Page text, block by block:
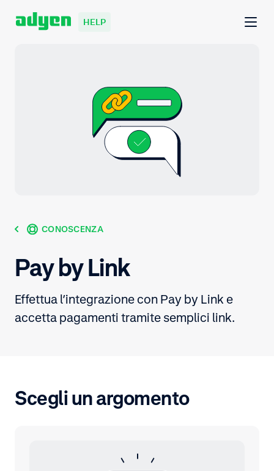
HELP
CONOSCENZA
Pay by Link
Effettua l’integrazione con Pay by Link e
accetta pagamenti tramite semplici link.
Scegli un argomento